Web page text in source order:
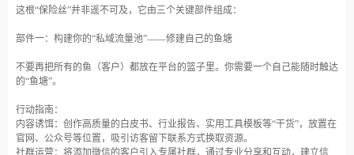
这根“保险丝”并非遥不可及，它由三个关键部件组成：
部件一：构建你的“私域流量池”——修建自己的鱼塘
不要再把所有的鱼（客户）都放在平台的篮子里。你需要一个自己能随时触达
的“鱼塘”。
行动指南：
内容诱饵：创作高质量的白皮书、行业报告、实用工具模板等“干货”，放置在
官网、公众号等位置，吸引访客留下联系方式换取资源。
社群运营：将添加微信的客户引入专属社群，通过专业分享和互动，建立信